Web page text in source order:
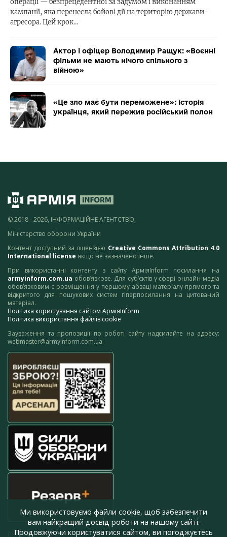
кампанії, яка перенесла бойові дії на територію держави-
агресора. Цей крок…
Актор і офіцер Володимир Ращук: «Воєнні
фільми не мають нічого спільного з
війною»
«Це зло має бути переможене»: історія
українця, який пережив російський полон
© 2018 - 2026, ІНФОРМАЦІЙНЕ АГЕНТСТВО,
Міністерство оборони України
Контент доступний за ліцензією Creative Commons Attribution 4.0
International license якщо не зазначено інше.
При використанні контенту з сайту АрміяInform посилання на
armyinform.com.ua обов’язкове. Для суб’єктів у сфері онлайн-медіа
обов’язковим є розміщення у першому абзаці матеріалу прямого та
відкритого для пошукових систем гіперпосилання на цитований
матеріал.
Політика користування сайтом АрміяInform
Політика використання файлів cookie
Зауваження та пропозиції по роботі сайту надсилайте на адресу:
webmaster@armyinform.com.ua
press@armyinform.com.ua
Ми використовуємо файли cookie, щоб забезпечити
вам найкращий досвід роботи на нашому сайті.
Продовжуючи користуватися сайтом, ви погоджуєтесь